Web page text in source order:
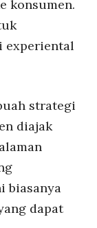
konsumen.
experiental
strategi
diajak
biasanya
dapat